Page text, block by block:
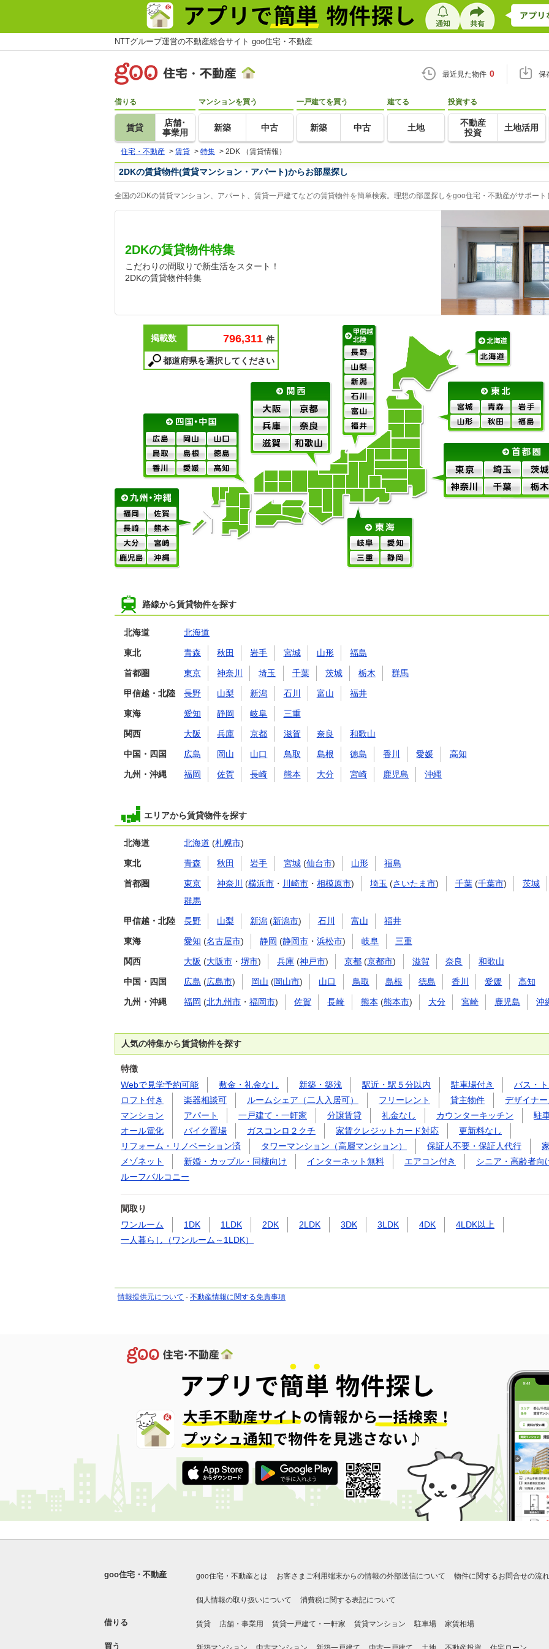
NTTグループ運営の不動産総合サイト goo住宅・不動産
最近見た物件 0 保
借りる
賃貸
店舗･
事業用
マンションを買う
新築 中古
一戸建てを買う
新築 中古
建てる
土地
投資する
不動産
投資
土地活用
住宅・不動産 > 賃貸 > 特集 > 2DK （賃貸情報）
2DKの賃貸物件(賃貸マンション・アパート)からお部屋探し
全国の2DKの賃貸マンション、アパート、賃貸一戸建てなどの賃貸物件を簡単検索。理想の部屋探しをgoo住宅・不動産がサポート
2DKの賃貸物件特集
こだわりの間取りで新生活をスタート！
2DKの賃貸物件特集
掲載数 796,311 件
都道府県を選択してください
路線から賃貸物件を探す
北海道 北海道
東北 青森 秋田 岩手 宮城 山形 福島
首都圏 東京 神奈川 埼玉 千葉 茨城 栃木 群馬
甲信越・北陸 長野 山梨 新潟 石川 富山 福井
東海 愛知 静岡 岐阜 三重
関西 大阪 兵庫 京都 滋賀 奈良 和歌山
中国・四国 広島 岡山 山口 鳥取 島根 徳島 香川 愛媛 高知
九州・沖縄 福岡 佐賀 長崎 熊本 大分 宮崎 鹿児島 沖縄
エリアから賃貸物件を探す
北海道 北海道 (札幌市)
東北 青森 秋田 岩手 宮城(仙台市) 山形 福島
首都圏 東京 神奈川 (横浜市 ・ 川崎市 ・相模原市) 埼玉 (さいたま市) 千葉(千葉市) 茨城
群馬
甲信越・北陸 長野 山梨 新潟 (新潟市) 石川 富山 福井
東海 愛知 (名古屋市) 静岡 (静岡市 ・浜松市) 岐阜 三重
関西 大阪 (大阪市 ・ 堺市) 兵庫 (神戸市) 京都 (京都市) 滋賀 奈良 和歌山
中国・四国 広島 (広島市) 岡山 (岡山市) 山口 鳥取 島根 徳島 香川 愛媛 高知
九州・沖縄 福岡 (北九州市 ・ 福岡市) 佐賀 長崎 熊本 (熊本市) 大分 宮崎 鹿児島 沖
人気の特集から賃貸物件を探す
特徴
Webで見学予約可能
敷金・礼金なし 新築・築浅 駅近・駅５分以内 駐車場付き
バス・
ロフト付き
楽器相談可 ルームシェア（二人入居可） フリーレント 貸主物件
デザイナ
マンション
アパート 一戸建て・一軒家 分譲賃貸 礼金なし カウンターキッチン
駐
オール電化
バイク置場 ガスコンロ２クチ 家賃クレジットカード対応
更新料なし
リフォーム・リノベーション済
タワーマンション（高層マンション） 保証人不要・保証人代行
メゾネット
新婚・カップル・同棲向け インターネット無料 エアコン付き
シニア・高齢者向
ルーフバルコニー
間取り
ワンルーム
1DK 1LDK 2DK 2LDK 3DK 3LDK 4DK
4LDK以上
一人暮らし（ワンルーム～1LDK）
情報提供元について - 不動産情報に関する免責事項
goo住宅・不動産 goo住宅・不動産とは お客さまご利用端末からの情報の外部送信について 物件に関するお問合せの流れ
個人情報の取り扱いについて 消費税に関する表記について
借りる 賃貸 店舗・事業用 賃貸一戸建て・一軒家 賃貸マンション 駐車場 家賃相場
買う